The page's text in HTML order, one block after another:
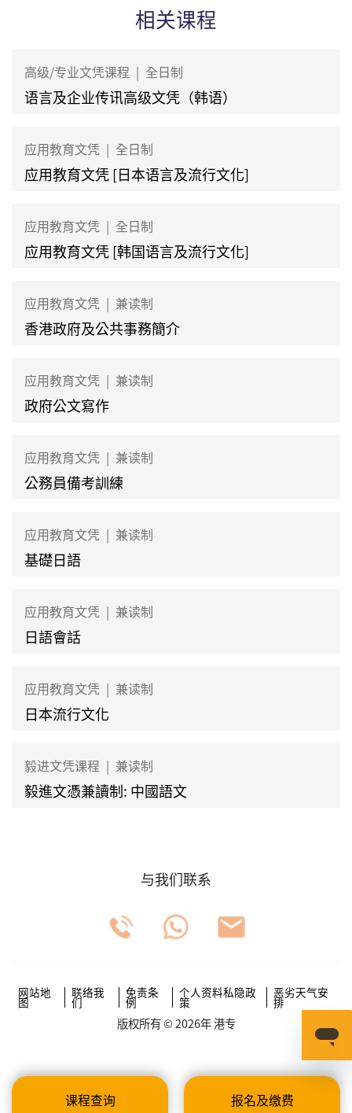
相关课程
高级/专业文凭课程 | 全日制
语言及企业传讯高级文凭（韩语）
应用教育文凭 | 全日制
应用教育文凭 [日本语言及流行文化]
应用教育文凭 | 全日制
应用教育文凭 [韩国语言及流行文化]
应用教育文凭 | 兼读制
香港政府及公共事務簡介
应用教育文凭 | 兼读制
政府公文寫作
应用教育文凭 | 兼读制
公務員備考訓練
应用教育文凭 | 兼读制
基礎日語
应用教育文凭 | 兼读制
日語會話
应用教育文凭 | 兼读制
日本流行文化
毅进文凭课程 | 兼读制
毅進文憑兼讀制: 中國語文
课程查询 报名及缴费
与我们联系
网站地
图
联络我
们
免责条
例
个人资料私隐政
策
恶劣天气安
排
版权所有 © 2026年 港专